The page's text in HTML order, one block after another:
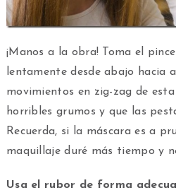
¡Manos a la obra! Toma el
lentamente desde abajo hacia
movimientos en zig-zag de
horribles grumos y que las
Recuerda, si la máscara es a
maquillaje duré más tiempo y
Usa el rubor de forma